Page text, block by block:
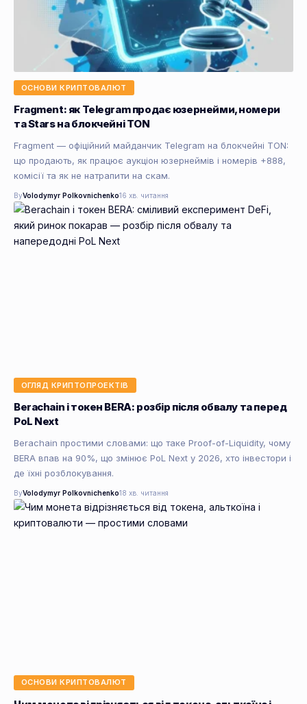
ОСНОВИ КРИПТОВАЛЮТ
Fragment: як Telegram продає юзернейми, номери
та Stars на блокчейні TON
Fragment — офіційний майданчик Telegram на блокчейні TON:
що продають, як працює аукціон юзернеймів і номерів +888,
комісії та як не натрапити на скам.
ByVolodymyr Polkovnichenko16 хв. читання
ОГЛЯД КРИПТОПРОЕКТІВ
Berachain і токен BERA: розбір після обвалу та перед
PoL Next
Berachain простими словами: що таке Proof-of-Liquidity, чому
BERA впав на 90%, що змінює PoL Next у 2026, хто інвестори і
де їхні розблокування.
ByVolodymyr Polkovnichenko18 хв. читання
ОСНОВИ КРИПТОВАЛЮТ